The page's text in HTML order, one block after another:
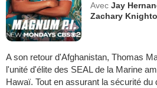
Avec Jay
Zachary
A son retour d'Afghanistan, Thomas
l'unité d'élite des SEAL de la Marine
Hawaï. Tout en assurant la sécurité